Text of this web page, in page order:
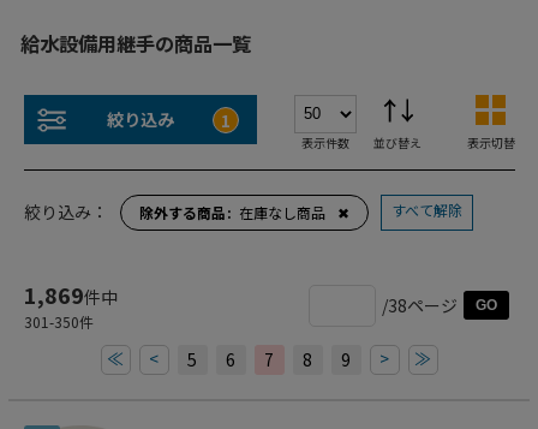
給水設備用継手の商品一覧
絞り込み 1
表示件数 並び替え 表示切替
絞り込み： 除外する商品 在庫なし商品 ✖ すべて解除
1,869件中
301-350件
/38ページ GO
≪ < 5 6 7 8 9 > ≫